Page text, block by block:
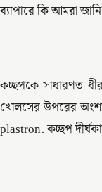
ব্যাপারে কি আমরা
কচ্ছপকে সাধারণত
খোলসের উপরের
plastron. কচ্ছপ